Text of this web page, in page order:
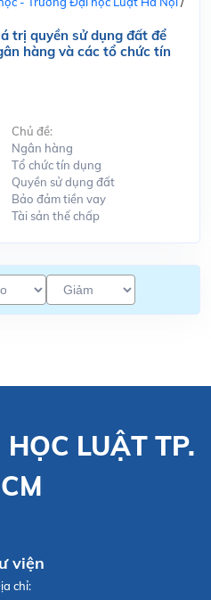
trị quyền sử dụng đất để
hàng và các tổ chức tín
Chủ đề:
Ngân hàng
Tổ chức tín dụng
Quyền sử dụng đất
Bảo đảm tiền vay
Tài sản thế chấp
LUẬT TP.
viện
chỉ: